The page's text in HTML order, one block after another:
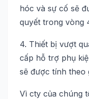
hóc và sự cố sẽ
quyết trong vòng
4. Thiết bị vượt
cấp hỗ trợ phụ
sẽ được tính theo
Vì cty của chúng